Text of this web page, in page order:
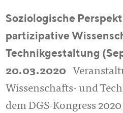
Soziologische
partizipative
Technikgestaltung
20.03.2020
Wissenschafts- und
dem DGS-Kongress